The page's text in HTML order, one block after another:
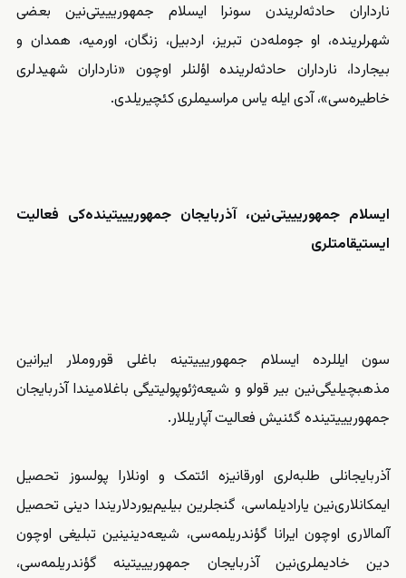
نارداران حادثه‌‌‌لریندن سونرا ایسلام جمهوریییتی‌نین بعضی
شهرلرینده، او جومله‌‌‌دن تبریز، اردبیل، زنگان، اورمیه، همدان و
بیجار‌دا، نارداران حادثه‌‌‌لرینده اؤلنلر اوچون «نارداران شهیدلری
خاطیره‌سی»، آدی ایله یاس مراسیملریکئچیریلدی.
ایسلام جمهوریییتینین، آذربایجان جمهوریییتیندهکی فعالیت
ایستیقامتلری
سون ایللرده ایسلام جمهوریییتینه باغلی قوروملار ایرانین
مذهبچیلیگی‌نین بیر قولو و شیعه‌‌‌ژئوپولیتیگی باغلامیندا آذربایجان
جمهوریییتینده گئنیش فعالیت آپاریللار.
آذربایجانلی طلبه‌‌‌لری اورقانیزه ائتمک و اونلارا پولسوز تحصیل
ایمکانلاری‌نین یارادیلماسی، گنجلرین بیلیم‌یوردلاریندا دینی تحصیل
آلمالاری اوچون ایرانا گؤندریلمه‌سی، شیعه‌‌‌دینینین تبلیغی اوچون
دین خادیملری‌نین آذربایجان جمهوریییتینه گؤندریلمه‌سی،